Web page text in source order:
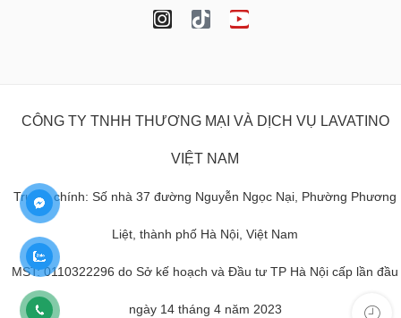
CÔNG TY TNHH THƯƠNG MẠI VÀ DỊCH VỤ LAVATINO
VIỆT NAM
Trụ sở chính: Số nhà 37 đường Nguyễn Ngọc Nại, Phường Phương
Liệt, thành phố Hà Nội, Việt Nam
MST: 0110322296 do Sở kế hoạch và Đầu tư TP Hà Nội cấp lần đầu
ngày 14 tháng 4 năm 2023